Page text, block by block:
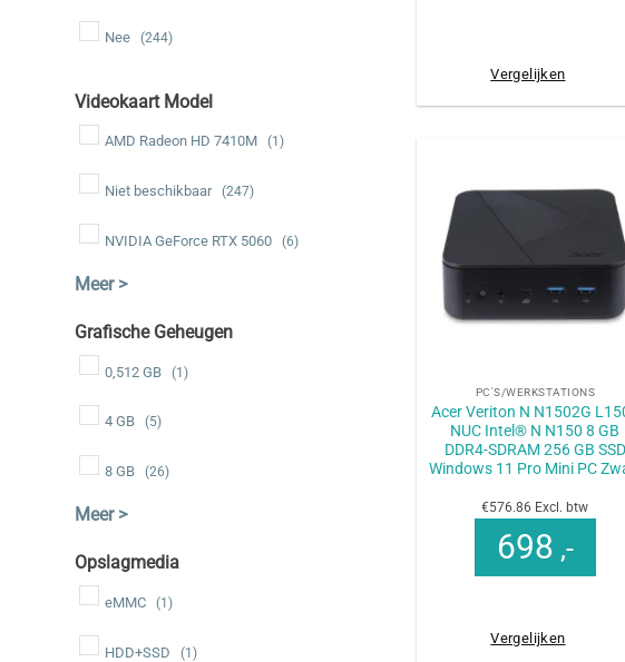
Nee (244)
Videokaart Model
AMD Radeon HD 7410M (1)
Niet beschikbaar (247)
NVIDIA GeForce RTX 5060 (6)
Grafische Geheugen
0,512 GB (1)
4 GB (5)
8 GB (26)
Opslagmedia
eMMC (1)
HDD+SSD (1)
Vergelijken
PC'S/WERKSTATIONS
Acer Veriton N N1502G
NUC Intel® N N150 8 GB
DDR4-SDRAM 256 GB SSD
Windows 11 Pro Mini PC
€576.86 Excl. btw
698 ,-
Vergelijken